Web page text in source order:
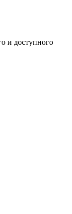
и доступного